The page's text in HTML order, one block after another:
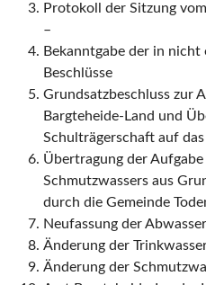
Protokoll der Sitzung
–
Bekanntgabe der in
Beschlüsse
Grundsatzbeschluss zur
Bargteheide-Land und
Schulträgerschaft auf
Übertragung der Aufgabe
Schmutzwassers aus
durch die Gemeinde
Neufassung der
Änderung der
Änderung der